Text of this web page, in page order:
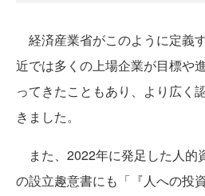
経済産業省がこのように定義
近では多くの上場企業が目標や
ってきたこともあり、より広く
きました。
また、2022年に発足した人的
の設立趣意書にも「『人への投